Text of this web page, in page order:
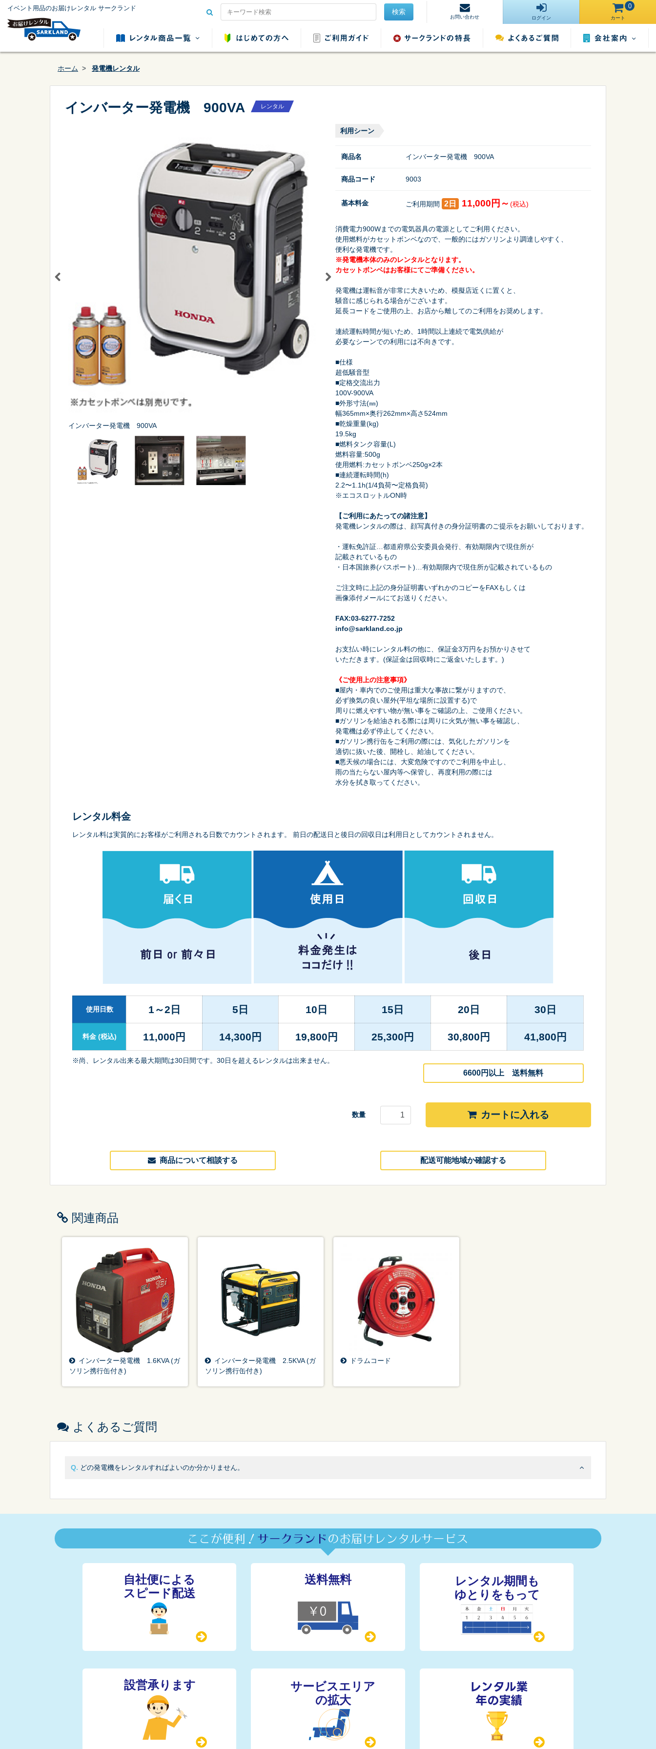
イベント用品のお届けレンタル サークランド
冷暖房用品レンタル 発電機レンタル
野球・ソフトボール
用品レンタル
祭り・縁日
検索
お問い合わせ ログイン カート
0
ホーム 発電機レンタル
インバーター発電機 900VA レンタル
インバーター発電機 900VA
利用シーン
商品名 インバーター発電機 900VA
商品コード 9003
基本料金 ご利用期間 2日 11,000円～ (税込)
消費電力900Wまでの電気器具の電源としてご利用ください。
使用燃料がカセットボンベなので、一般的にはガソリンより調達しやすく、
便利な発電機です。
※発電機本体のみのレンタルとなります。
カセットボンベはお客様にてご準備ください。
発電機は運転音が非常に大きいため、模擬店近くに置くと、
騒音に感じられる場合がございます。
延長コードをご使用の上、お店から離してのご利用をお奨めします。
連続運転時間が短いため、1時間以上連続で電気供給が
必要なシーンでの利用には不向きです。
■仕様
超低騒音型
■定格交流出力
100V-900VA
■外形寸法(㎜)
幅365mm×奥行262mm×高さ524mm
■乾燥重量(kg)
19.5kg
■燃料タンク容量(L)
燃料容量:500g
使用燃料:カセットボンベ250g×2本
■連続運転時間(h)
2.2〜1.1h(1/4負荷〜定格負荷)
※エコスロットルON時
【ご利用にあたっての諸注意】
発電機レンタルの際は、顔写真付きの身分証明書のご提示をお願いしております。
・運転免許証…都道府県公安委員会発行、有効期限内で現住所が
記載されているもの
・日本国旅券(パスポート)…有効期限内で現住所が記載されているもの
ご注文時に上記の身分証明書いずれかのコピーをFAXもしくは
画像添付メールにてお送りください。
FAX:03-6277-7252
info@sarkland.co.jp
お支払い時にレンタル料の他に、保証金3万円をお預かりさせて
いただきます。(保証金は回収時にご返金いたします。)
《ご使用上の注意事項》
■屋内・車内でのご使用は重大な事故に繋がりますので、
必ず換気の良い屋外(平坦な場所に設置する)で
周りに燃えやすい物が無い事をご確認の上、ご使用ください。
■ガソリンを給油される際には周りに火気が無い事を確認し、
発電機は必ず停止してください。
■ガソリン携行缶をご利用の際には、気化したガソリンを
適切に抜いた後、開栓し、給油してください。
■悪天候の場合には、大変危険ですのでご利用を中止し、
雨の当たらない屋内等へ保管し、再度利用の際には
水分を拭き取ってください。
レンタル料金
レンタル料は実質的にお客様がご利用される日数でカウントされます。 前日の配送日と後日の回収日は利用日としてカウントされません。
使用日数 1～2日 5日 10日 15日 20日 30日
料金 (税込) 11,000 円 14,300 円 19,800 円 25,300 円 30,800 円 41,800 円
※尚、レンタル出来る最大期間は30日間です。30日を超えるレンタルは出来ません。
6600円以上 送料無料
数量 カートに入れる
商品について相談する 配送可能地域か確認する
関連商品
インバーター発電機 1.6KVA (ガ
ソリン携行缶付き)
インバーター発電機 2.5KVA (ガ
ソリン携行缶付き)
ドラムコード
よくあるご質問
どの発電機をレンタルすればよいのか分かりません。
レンタル業
年の実績